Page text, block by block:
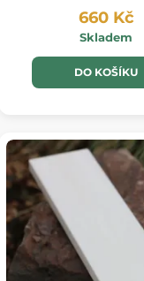
660 Kč
Skladem
DO KOŠÍKU